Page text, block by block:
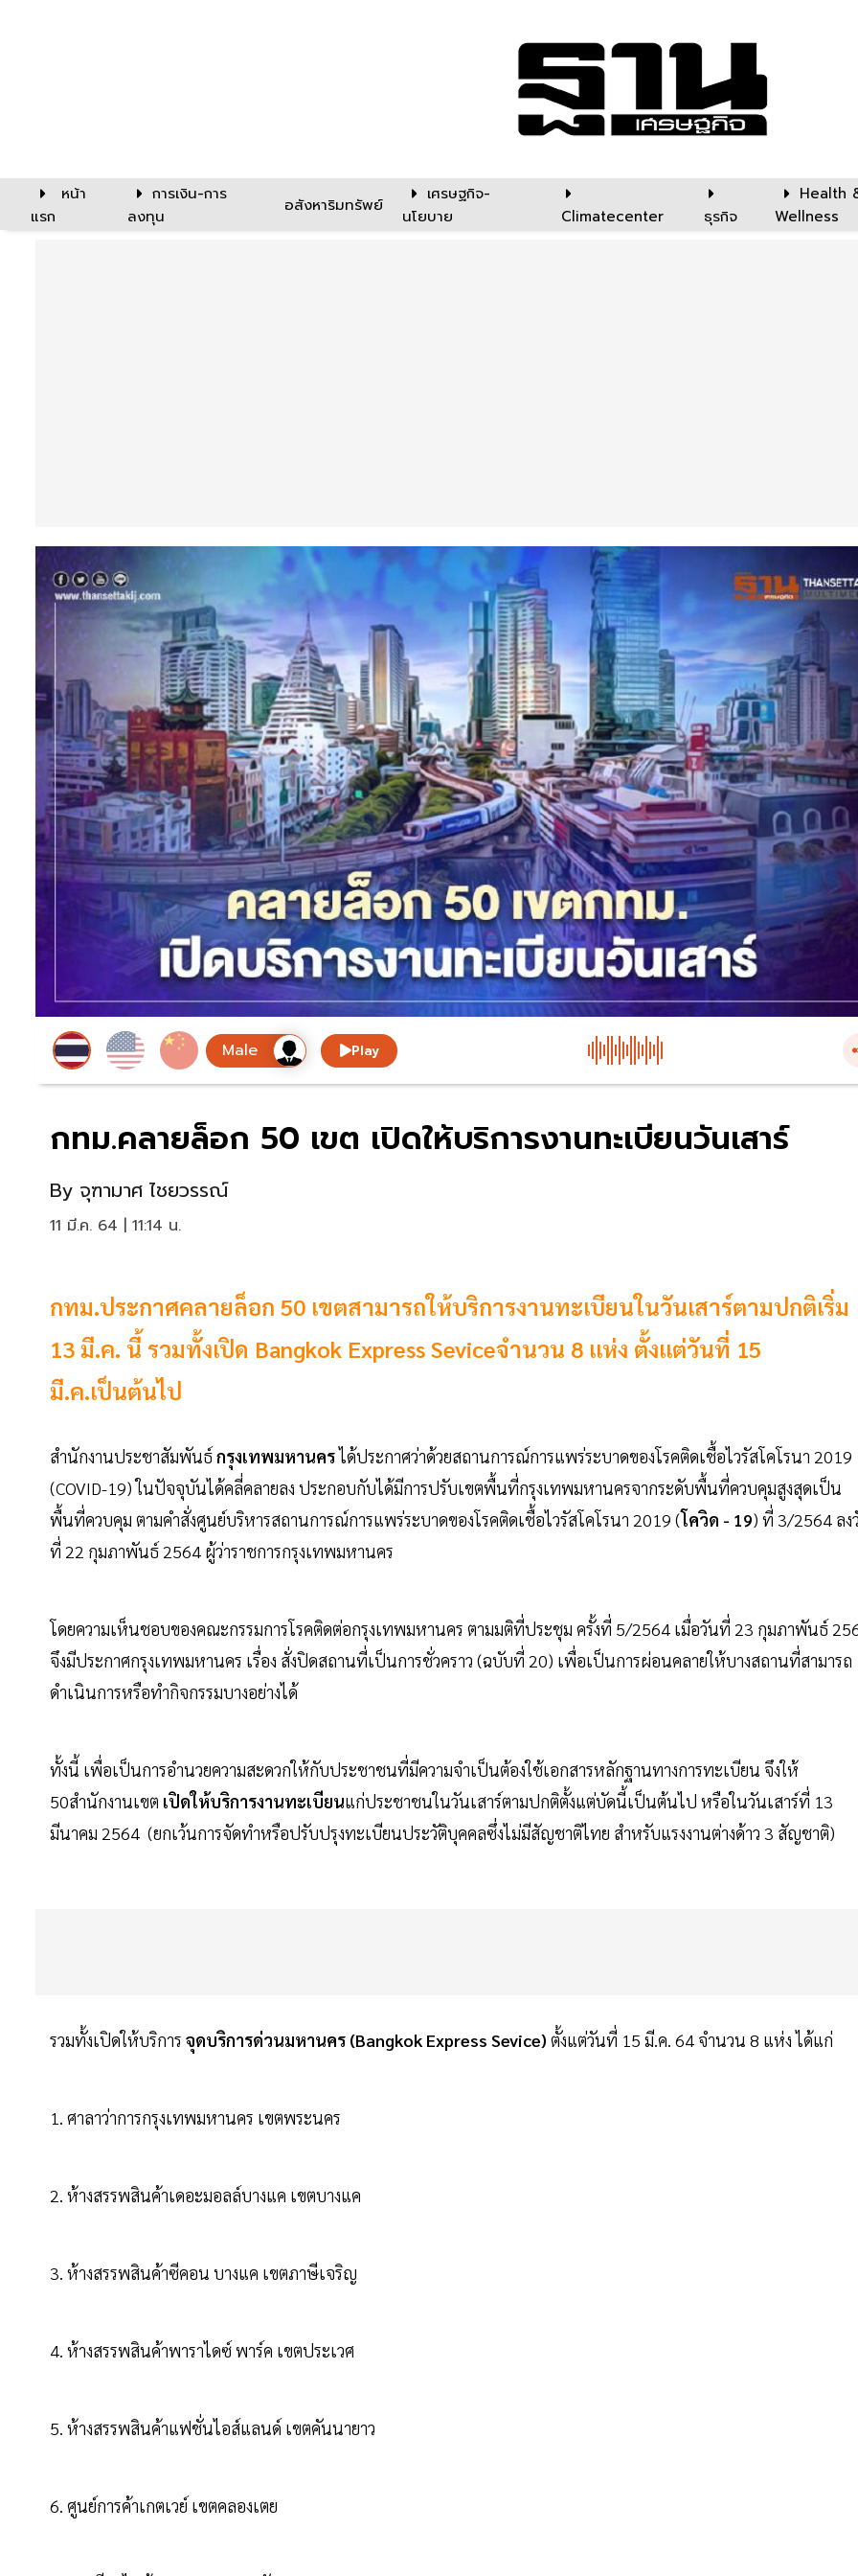
หน้า
แรก
การเงิน-การ
ลงทุน
อสังหาริมทรัพย์
เศรษฐกิจ-
นโยบาย
Climatecenter ธุรกิจ
Health
Wellness
Play
กทม.คลายล็อก 50 เขต เปิดให้บริการงานทะเบียนวันเสาร์
By จุฑามาศ ไชยวรรณ์
11 มี.ค. 64 | 11:14 น.
กทม.ประกาศคลายล็อก 50 เขตสามารถให้บริการงานทะเบียนในวันเสาร์ตามปกติเริ่ม
13 มี.ค. นี้ รวมทั้งเปิด Bangkok Express Seviceจำนวน 8 แห่ง ตั้งแต่วันที่ 15
มี.ค.เป็นต้นไป
สำนักงานประชาสัมพันธ์กรุงเทพมหานครได้ประกาศว่าด้วยสถานการณ์การแพร่ระบาดของโรคติดเชื้อไวรัสโคโรนา 2019
(COVID-19) ในปัจจุบันได้คลี่คลายลง ประกอบกับได้มีการปรับเขตพื้นที่กรุงเทพมหานครจากระดับพื้นที่ควบคุมสูงสุดเป็น
พื้นที่ควบคุม ตามคำสั่งศูนย์บริหารสถานการณ์การแพร่ระบาดของโรคติดเชื้อไวรัสโคโรนา 2019 (โควิด - 19) ที่ 3/2564 ลง
ที่ 22 กุมภาพันธ์ 2564 ผู้ว่าราชการกรุงเทพมหานคร
โดยความเห็นชอบของคณะกรรมการโรคติดต่อกรุงเทพมหานคร ตามมติที่ประชุม ครั้งที่ 5/2564 เมื่อวันที่ 23 กุมภาพันธ์
จึงมีประกาศกรุงเทพมหานคร เรื่อง สั่งปิดสถานที่เป็นการชั่วคราว (ฉบับที่ 20) เพื่อเป็นการผ่อนคลายให้บางสถานที่สามารถ
ดำเนินการหรือทำกิจกรรมบางอย่างได้
ทั้งนี้ เพื่อเป็นการอำนวยความสะดวกให้กับประชาชนที่มีความจำเป็นต้องใช้เอกสารหลักฐานทางการทะเบียน จึงให้
50สำนักงานเขต เปิดให้บริการงานทะเบียนแก่ประชาชนในวันเสาร์ตามปกติตั้งแต่บัดนี้เป็นต้นไป หรือในวันเสาร์ที่ 13
มีนาคม 2564 (ยกเว้นการจัดทำหรือปรับปรุงทะเบียนประวัติบุคคลซึ่งไม่มีสัญชาติไทย สำหรับแรงงานต่างด้าว 3 สัญชาติ)
รวมทั้งเปิดให้บริการ จุดบริการด่วนมหานคร (Bangkok Express Sevice) ตั้งแต่วันที่ 15 มี.ค. 64 จำนวน 8 แห่ง ได้แก่
1. ศาลาว่าการกรุงเทพมหานคร เขตพระนคร
2. ห้างสรรพสินค้าเดอะมอลล์บางแค เขตบางแค
3. ห้างสรรพสินค้าซีคอน บางแค เขตภาษีเจริญ
4. ห้างสรรพสินค้าพาราไดซ์ พาร์ค เขตประเวศ
5. ห้างสรรพสินค้าแฟชั่นไอส์แลนด์ เขตคันนายาว
6. ศูนย์การค้าเกตเวย์ เขตคลองเตย